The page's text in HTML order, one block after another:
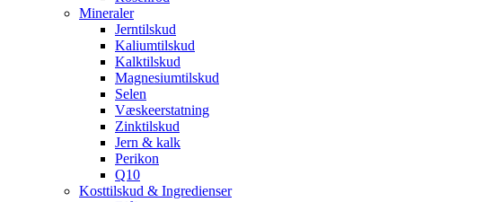
Mineraler
Jerntilskud
Kaliumtilskud
Kalktilskud
Magnesiumtilskud
Selen
Væskeerstatning
Zinktilskud
Jern & kalk
Perikon
Q10
Kosttilskud & Ingredienser